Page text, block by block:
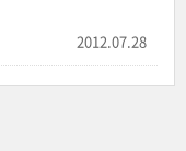
2012.07.28